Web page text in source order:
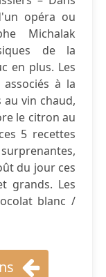
opéra ou
Michalak
de la
en plus. Les
à la
vin chaud,
le citron au
5 recettes
du jour ces
grands. Les
blanc /